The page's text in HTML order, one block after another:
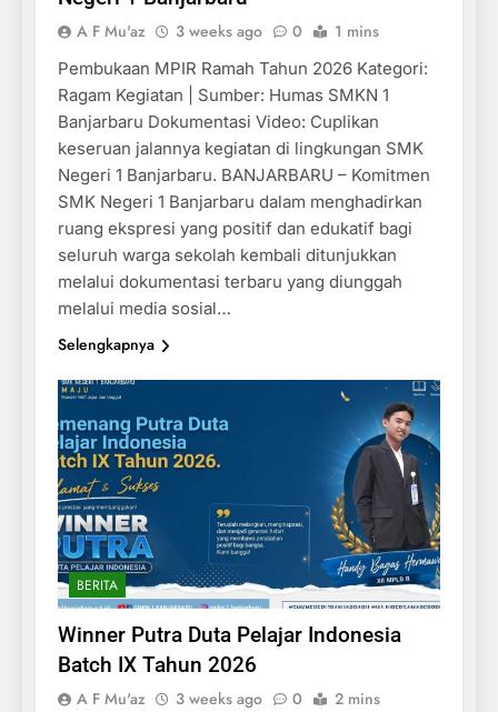
A F Mu'az 3 weeks ago 0 1 mins
Pembukaan MPIR Ramah Tahun 2026 Kategori:
Ragam Kegiatan | Sumber: Humas SMKN 1
Banjarbaru Dokumentasi Video: Cuplikan
keseruan jalannya kegiatan di lingkungan SMK
Negeri 1 Banjarbaru. BANJARBARU – Komitmen
SMK Negeri 1 Banjarbaru dalam menghadirkan
ruang ekspresi yang positif dan edukatif bagi
seluruh warga sekolah kembali ditunjukkan
melalui dokumentasi terbaru yang diunggah
melalui media sosial…
Selengkapnya
BERITA
Winner Putra Duta Pelajar Indonesia
Batch IX Tahun 2026
A F Mu'az 3 weeks ago 0 2 mins